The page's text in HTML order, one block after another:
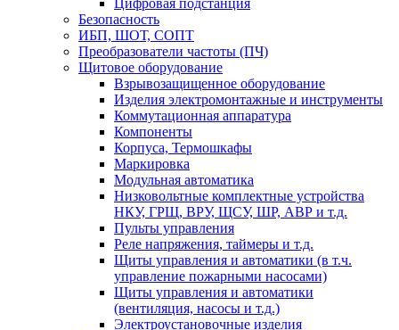
Цифровая подстанция
Безопасность
ИБП, ШОТ, СОПТ
Преобразователи частоты (ПЧ)
Щитовое оборудование
Взрывозащищенное оборудование
Изделия электромонтажные и инструменты
Коммутационная аппаратура
Компоненты
Корпуса, Термошкафы
Маркировка
Модульная автоматика
Низковольтные комплектные устройства
НКУ, ГРЩ, ВРУ, ЩСУ, ШР, АВР и т.д.
Пульты управления
Реле напряжения, таймеры и т.д.
Щиты управления и автоматики (в т.ч.
управление пожарными насосами)
Щиты управления и автоматики
(вентиляция, насосы и т.д.)
Электроустановочные изделия